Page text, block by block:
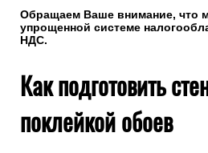
Обращаем Ваше внимание, что
упрощенной системе
НДС.
Как подготовить
поклейкой обоев